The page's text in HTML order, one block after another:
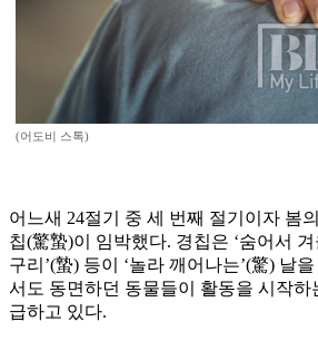
(어도비 스톡)
어느새 24절기 중 세 번째 절기이자 봄
칩(驚蟄)이 임박했다. 경칩은 ‘숨어서
구리’(蟄) 등이 ‘놀라 깨어나는’(驚) 날을
서도 동면하던 동물들이 활동을 시작하
급하고 있다.